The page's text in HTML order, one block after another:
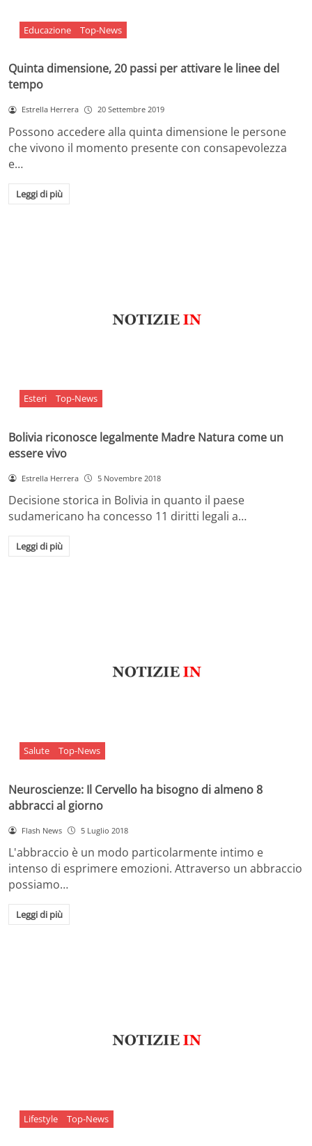
Educazione Top-News
Quinta dimensione, 20 passi per attivare le linee del
tempo
Estrella Herrera 20 Settembre 2019
Possono accedere alla quinta dimensione le persone
che vivono il momento presente con consapevolezza
e…
Leggi di più
Esteri Top-News
Bolivia riconosce legalmente Madre Natura come un
essere vivo
Estrella Herrera 5 Novembre 2018
Decisione storica in Bolivia in quanto il paese
sudamericano ha concesso 11 diritti legali a…
Leggi di più
Salute Top-News
Neuroscienze: Il Cervello ha bisogno di almeno 8
abbracci al giorno
Flash News 5 Luglio 2018
L'abbraccio è un modo particolarmente intimo e
intenso di esprimere emozioni. Attraverso un abbraccio
possiamo…
Leggi di più
Lifestyle Top-News